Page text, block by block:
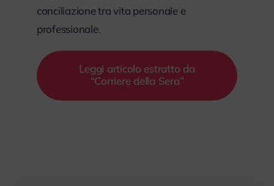
conciliazione tra vita personale e
professionale.
Leggi articolo estratto da
“Corriere della Sera”